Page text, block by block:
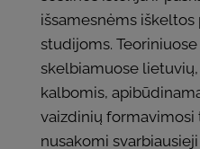
išsamesnėms
studijoms.
skelbiamuose
kalbomis,
vaizdinių formavimosi
nusakomi